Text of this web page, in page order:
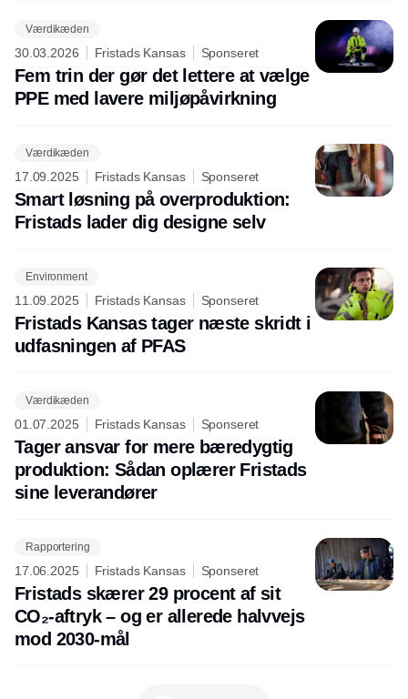
Værdikæden
30.03.2026 Fristads Kansas Sponseret
Fem trin der gør det lettere at vælge
PPE med lavere miljøpåvirkning
Værdikæden
17.09.2025 Fristads Kansas Sponseret
Smart løsning på overproduktion:
Fristads lader dig designe selv
Environment
11.09.2025 Fristads Kansas Sponseret
Fristads Kansas tager næste skridt i
udfasningen af PFAS
Værdikæden
01.07.2025 Fristads Kansas Sponseret
Tager ansvar for mere bæredygtig
produktion: Sådan oplærer Fristads
sine leverandører
Rapportering
17.06.2025 Fristads Kansas Sponseret
Fristads skærer 29 procent af sit
CO₂-aftryk – og er allerede halvvejs
mod 2030-mål